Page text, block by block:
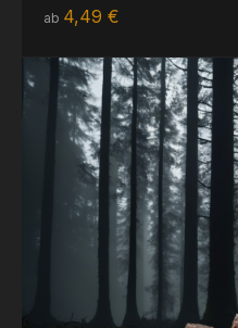
ab 4,49 €